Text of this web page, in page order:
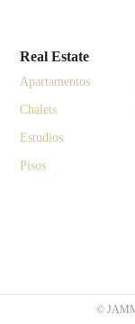
Real Estate
Apartamentos
Chalets
Estudios
Pisos
© JAMM